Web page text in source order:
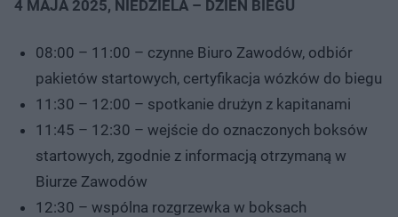
4 MAJA 2025, NIEDZIELA – DZIEŃ BIEGU
08:00 – 11:00 – czynne Biuro Zawodów, odbiór
pakietów startowych, certyfikacja wózków do biegu
11:30 – 12:00 – spotkanie drużyn z kapitanami
11:45 – 12:30 – wejście do oznaczonych boksów
startowych, zgodnie z informacją otrzymaną w
Biurze Zawodów
12:30 – wspólna rozgrzewka w boksach